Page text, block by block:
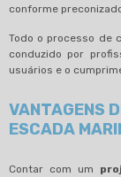
conforme
Todo o processo de
conduzido por
usuários e o
VANTAGENS
ESCADA
Contar com um